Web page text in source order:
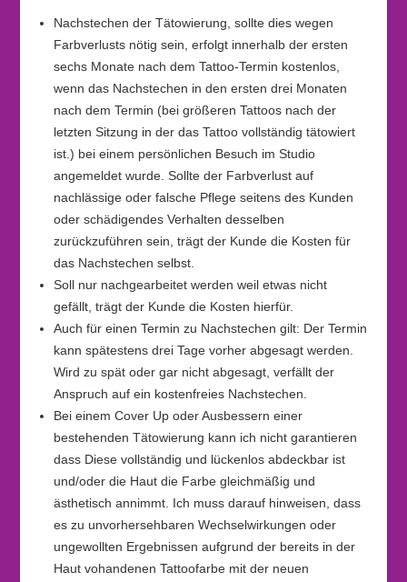
Nachstechen der Tätowierung, sollte dies wegen
Farbverlusts nötig sein, erfolgt innerhalb der ersten
sechs Monate nach dem Tattoo-Termin kostenlos,
wenn das Nachstechen in den ersten drei Monaten
nach dem Termin (bei größeren Tattoos nach der
letzten Sitzung in der das Tattoo vollständig tätowiert
ist.) bei einem persönlichen Besuch im Studio
angemeldet wurde. Sollte der Farbverlust auf
nachlässige oder falsche Pflege seitens des Kunden
oder schädigendes Verhalten desselben
zurückzuführen sein, trägt der Kunde die Kosten für
das Nachstechen selbst.
Soll nur nachgearbeitet werden weil etwas nicht
gefällt, trägt der Kunde die Kosten hierfür.
Auch für einen Termin zu Nachstechen gilt: Der Termin
kann spätestens drei Tage vorher abgesagt werden.
Wird zu spät oder gar nicht abgesagt, verfällt der
Anspruch auf ein kostenfreies Nachstechen.
Bei einem Cover Up oder Ausbessern einer
bestehenden Tätowierung kann ich nicht garantieren
dass Diese vollständig und lückenlos abdeckbar ist
und/oder die Haut die Farbe gleichmäßig und
ästhetisch annimmt. Ich muss darauf hinweisen, dass
es zu unvorhersehbaren Wechselwirkungen oder
ungewollten Ergebnissen aufgrund der bereits in der
Haut vohandenen Tattoofarbe mit der neuen